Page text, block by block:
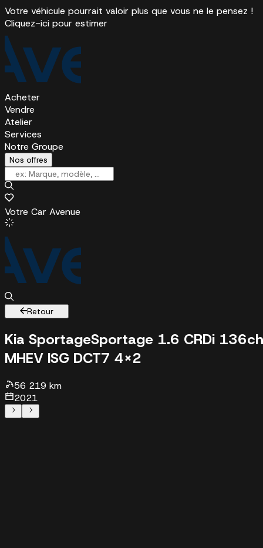
Votre véhicule pourrait valoir plus que vous ne le pensez !
Cliquez-ici pour estimer
Acheter
Vendre
Atelier
Services
Notre Groupe
Nos offres
Votre Car Avenue
Retour
Kia SportageSportage 1.6 CRDi 136ch
MHEV ISG DCT7 4x2
56 219 km
2021